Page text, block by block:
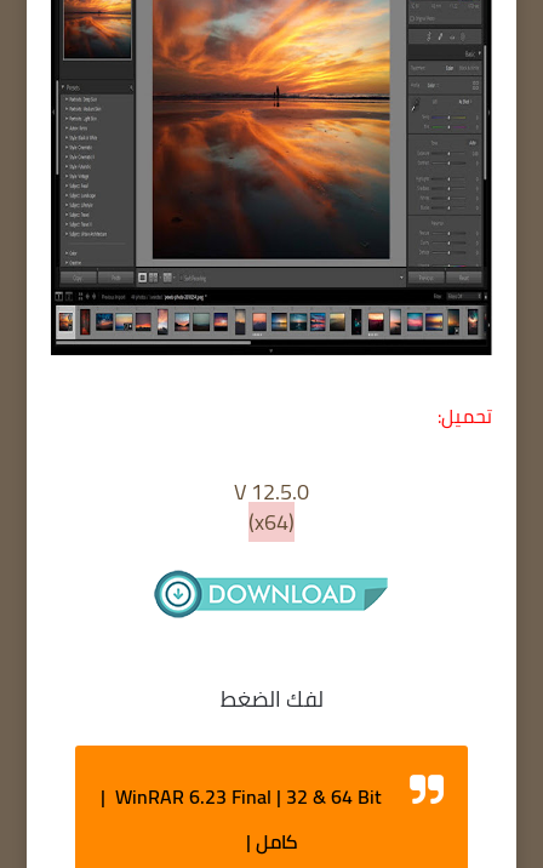
تحميل:
V 12.5.0
(x64)
لفك الضغط
WinRAR 6.23 Final | 32 & 64 Bit |
كامل |